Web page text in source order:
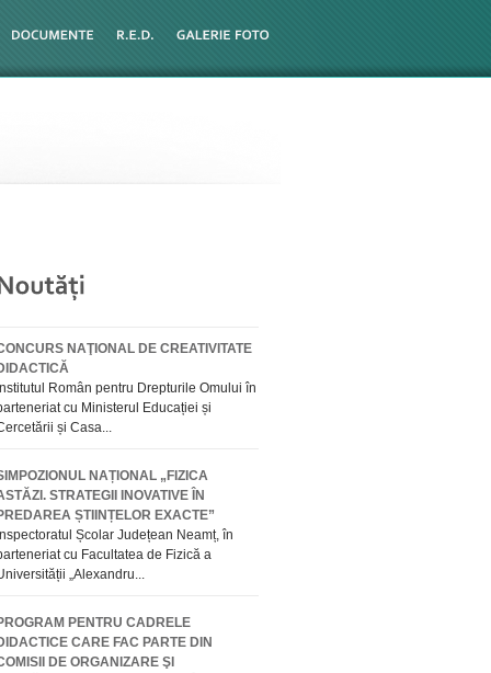
NAŢIONAL DE CREATIVITATE
Institutul Român pentru Drepturile Omului în
cu Ministerul Educației și
și Casa...
NAȚIONAL „FIZICA
STRATEGII INOVATIVE ÎN
ȘTIINȚELOR EXACTE”
Inspectoratul Școlar Județean Neamț, în
cu Facultatea de Fizică a
„Alexandru...
PENTRU CADRELE
CARE FAC PARTE DIN
DE ORGANIZARE ŞI